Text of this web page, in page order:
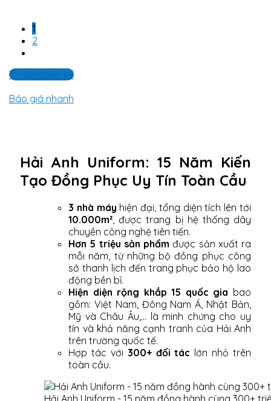
1
2
Tư vấn thiết kế
Báo giá nhanh
Hải Anh Uniform: 15 Năm Kiến
Tạo Đồng Phục Uy Tín Toàn Cầu
3 nhà máy hiện đại, tổng diện tích lên tới
10.000m², được trang bị hệ thống dây
chuyền công nghệ tiên tiến.
Hơn 5 triệu sản phẩm được sản xuất ra
mỗi năm, từ những bộ đồng phục công
sở thanh lịch đến trang phục bảo hộ lao
động bền bỉ.
Hiện diện rộng khắp 15 quốc gia bao
gồm: Việt Nam, Đông Nam Á, Nhật Bản,
Mỹ và Châu Âu,... là minh chứng cho uy
tín và khả năng cạnh tranh của Hải Anh
trên trường quốc tế.
Hợp tác với 300+ đối tác lớn nhỏ trên
toàn cầu.
Hải Anh Uniform - 15 năm đồng hành cùng 300+